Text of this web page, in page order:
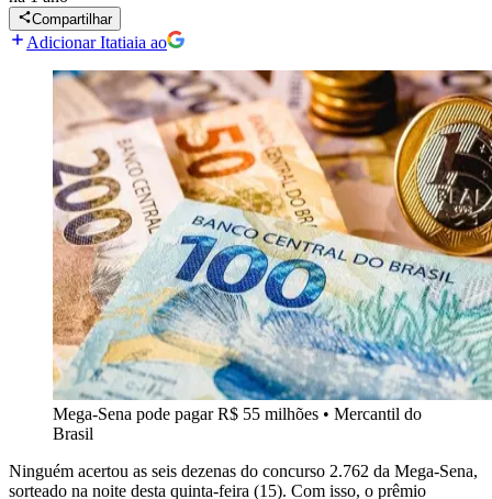
Compartilhar
Adicionar Itatiaia ao
Mega-Sena pode pagar R$ 55 milhões • Mercantil do
Brasil
Ninguém acertou as seis dezenas do concurso 2.762 da Mega-Sena,
sorteado na noite desta quinta-feira (15). Com isso, o prêmio